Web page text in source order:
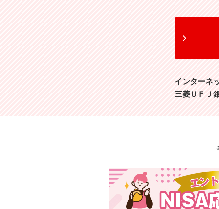
インターネ
三菱ＵＦＪ